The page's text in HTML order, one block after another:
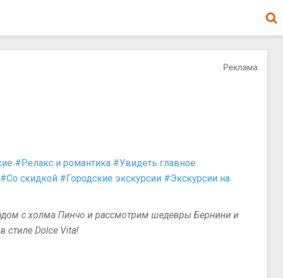
Реклама
#Релакс и романтика #Увидеть главное
#Со скидкой #Городские экскурсии #Экскурсии на
с холма Пинчо и рассмотрим шедевры Бернини и
стиле Dolce Vita!